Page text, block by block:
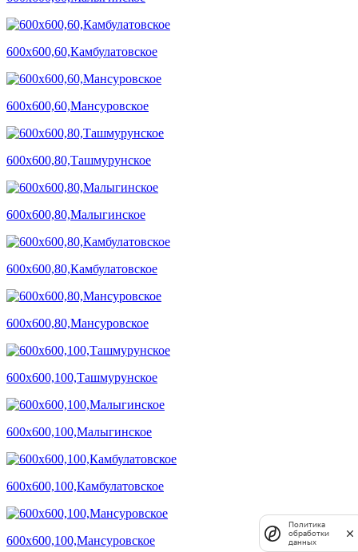
600х600,60,Камбулатовское
600х600,60,Мансуровское
600х600,80,Ташмурунское
600х600,80,Малыгинское
600х600,80,Камбулатовское
600х600,80,Мансуровское
600х600,100,Ташмурунское
600х600,100,Малыгинское
600х600,100,Камбулатовское
600х600,100,Мансуровское
Политика
обработки
данных